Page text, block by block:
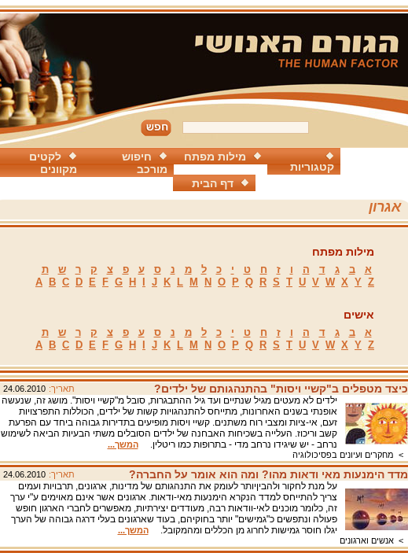
לקטים
מקוונים
חיפוש
מורכב
מילות מפתח
קטגוריות
דף הבית
אגרון
מילות מפתח
א ב ג ד ה ו ז ח ט י כ ל מ נ ס ע פ צ ק ר ש
ת
A
B C D E F G H J K L M N O P Q R S T U V W X Y Z
אישים
א ב ג ד ה ו ז ח ט י כ ל מ נ ס ע פ צ ק ר ש
ת
A
B C D E F G H J K L M N O P Q R S T U V W X Y Z
כיצד מטפלים ב"קשיי ויסות" בהתנהגותם של ילדים? תאריך: 24.06.2010
ילדים לא מעטים מגיל שנתיים ועד גיל ההתבגרות, סובל מ"קשיי ויסות". מושג זה, שנעשה
אופנתי בשנים האחרונות, מתייחס להתנהגויות קשות של ילדים, הכוללות התפרצויות
זעם, אי-ציות ומצבי רוח משתנים. קשיי ויסות מופיעים בתדירות גבוהה ביחד עם הפרעת
קשב וריכוז. העלייה בשכיחות האבחנה של ילדים הסובלים משתי הבעיות הביאה לשימוש
נרחב - יש שיגידו נרחב מדי - בתרופות כמו ריטלין.המשך...
> מחקרים ועיונים בפסיכולוגיה
מדד הימנעות מאי ודאות מהו? ומה הוא אומר על החברה? תאריך: 24.06.2010
על מנת לחקור ולהביןיותר לעומק את התנהגותם של מדינות, ארגונים, תרבויות ועמים
צריך להתייחס למדד הנקרא הימנעות מאי-ודאות. ארגונים אשר אינם מאוימים ע"י ערך
זה, כלומר מוכנים לאי-וודאות רבה, מעודדים יצירתיות, מאפשרים לחברי הארגון חופש
פעולה ונתפשים כ"גמישים" יותר בחוקיהם, בעוד שארגונים בעלי דרגה גבוהה של הערך
יגלו חוסר גמישות לחרוג מן הכללים ומהמקובל.המשך...
>אנשים וארגונים